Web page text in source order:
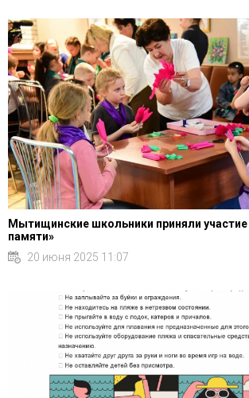
Мытищинские школьники приняли участие
памяти»
20 июня 2025 11:07